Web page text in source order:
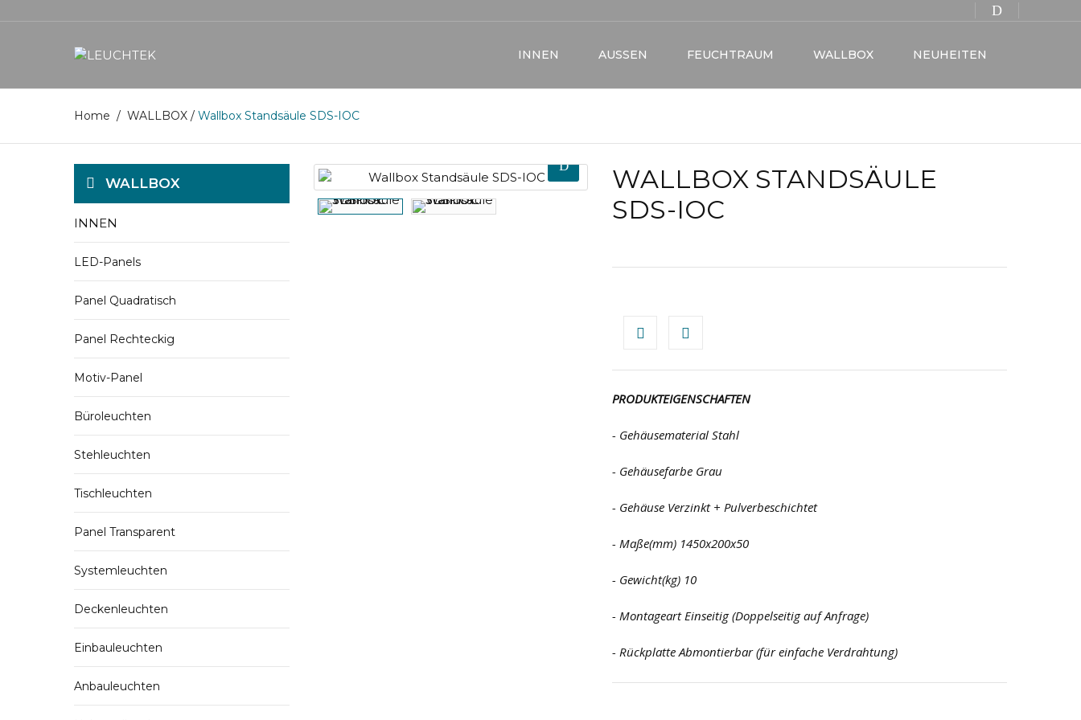
INNEN AUSSEN FEUCHTRAUM WALLBOX NEUHEITEN
Home / WALLBOX / Wallbox Standsäule SDS-IOC
WALLBOX
INNEN
LED-Panels
Panel Quadratisch
Panel Rechteckig
Motiv-Panel
Büroleuchten
Stehleuchten
Tischleuchten
Panel Transparent
Systemleuchten
Deckenleuchten
Einbauleuchten
Anbauleuchten
WALLBOX STANDSÄULE
SDS-IOC
PRODUKTEIGENSCHAFTEN
- Gehäusematerial Stahl
- Gehäusefarbe Grau
- Gehäuse Verzinkt + Pulverbeschichtet
- Maße(mm) 1450x200x50
- Gewicht(kg) 10
- Montageart Einseitig (Doppelseitig auf Anfrage)
- Rückplatte Abmontierbar (für einfache Verdrahtung)